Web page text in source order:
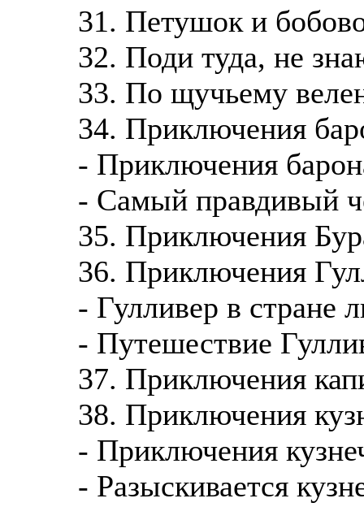
31. Петушок и
32. Поди туда, не
33. По щучьему
34. Приключения
- Приключения
- Самый правдивый
35. Приключения
36. Приключения
- Гулливер в стране
- Путешествие
37. Приключения
38. Приключения
- Приключения
- Разыскивается